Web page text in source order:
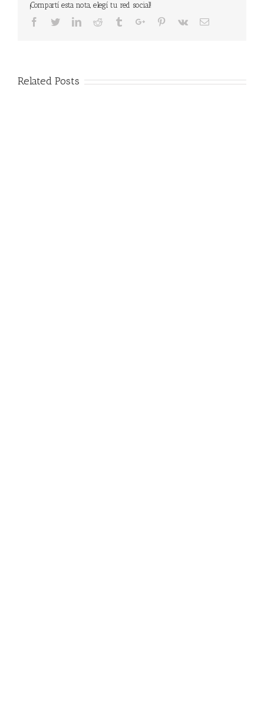
¡Compartí esta nota, elegí tu red social!
Facebook
TwitterLinkedinReddit TumblrGoogle+Pinterest
Vk Email
Related Posts